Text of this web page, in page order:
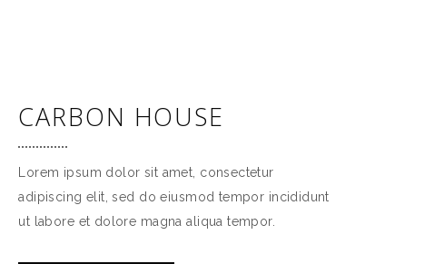
CARBON HOUSE
Lorem ipsum dolor sit amet, consectetur
adipiscing elit, sed do eiusmod tempor incididunt
ut labore et dolore magna aliqua tempor.